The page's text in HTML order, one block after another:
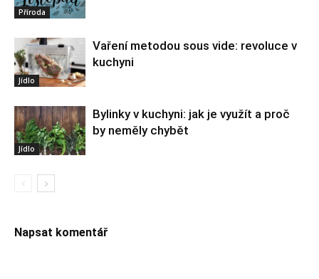
Příroda
Jídlo
Vaření metodou sous vide: revoluce v
kuchyni
Jídlo
Bylinky v kuchyni: jak je využít a proč
by neměly chybět
Napsat komentář